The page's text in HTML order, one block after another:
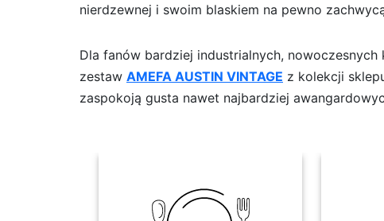
nierdzewnej i swoim blaskiem na pewno
Dla fanów bardziej industrialnych,
zestaw AMEFA AUSTIN VINTAGE z kolekcji
zaspokoją gusta nawet najbardziej